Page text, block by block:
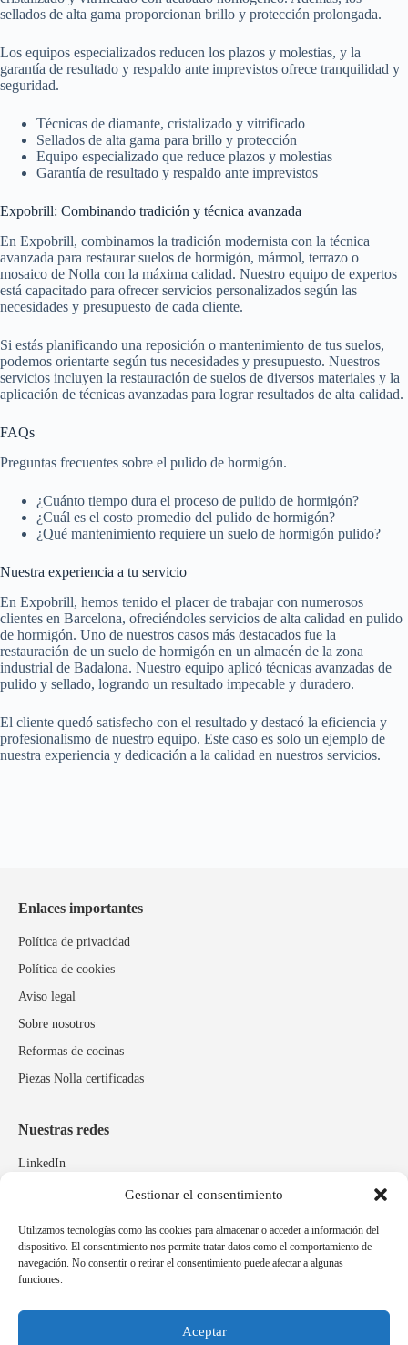
Gestionar el consentimiento
Utilizamos tecnologías como las cookies para almacenar o acceder a información del
dispositivo. El consentimiento nos permite tratar datos como el comportamiento de
navegación. No consentir o retirar el consentimiento puede afectar a algunas
funciones.
Aceptar
sellados de alta gama proporcionan brillo y protección prolongada.
Los equipos especializados reducen los plazos y molestias, y la
garantía de resultado y respaldo ante imprevistos ofrece tranquilidad y
seguridad.
Técnicas de diamante, cristalizado y vitrificado
Sellados de alta gama para brillo y protección
Equipo especializado que reduce plazos y molestias
Garantía de resultado y respaldo ante imprevistos
Expobrill: Combinando tradición y técnica avanzada
En Expobrill, combinamos la tradición modernista con la técnica
avanzada para restaurar suelos de hormigón, mármol, terrazo o
mosaico de Nolla con la máxima calidad. Nuestro equipo de expertos
está capacitado para ofrecer servicios personalizados según las
necesidades y presupuesto de cada cliente.
Si estás planificando una reposición o mantenimiento de tus suelos,
podemos orientarte según tus necesidades y presupuesto. Nuestros
servicios incluyen la restauración de suelos de diversos materiales y la
aplicación de técnicas avanzadas para lograr resultados de alta calidad.
FAQs
Preguntas frecuentes sobre el pulido de hormigón.
¿Cuánto tiempo dura el proceso de pulido de hormigón?
¿Cuál es el costo promedio del pulido de hormigón?
¿Qué mantenimiento requiere un suelo de hormigón pulido?
Nuestra experiencia a tu servicio
En Expobrill, hemos tenido el placer de trabajar con numerosos
clientes en Barcelona, ofreciéndoles servicios de alta calidad en pulido
de hormigón. Uno de nuestros casos más destacados fue la
restauración de un suelo de hormigón en un almacén de la zona
industrial de Badalona. Nuestro equipo aplicó técnicas avanzadas de
pulido y sellado, logrando un resultado impecable y duradero.
El cliente quedó satisfecho con el resultado y destacó la eficiencia y
profesionalismo de nuestro equipo. Este caso es solo un ejemplo de
nuestra experiencia y dedicación a la calidad en nuestros servicios.
Enlaces importantes
Política de privacidad
Política de cookies
Aviso legal
Sobre nosotros
Reformas de cocinas
Piezas Nolla certificadas
Nuestras redes
LinkedIn
Marcas relacionadas